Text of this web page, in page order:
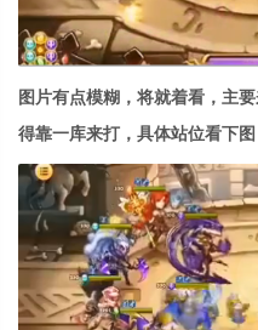
图片有点模糊，将就着看，主
得靠一库来打，具体站位看下图